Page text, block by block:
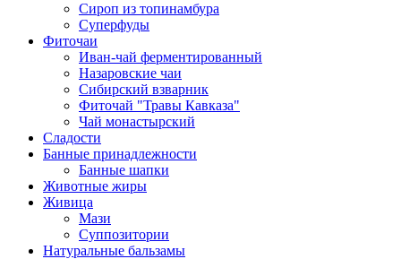
Сироп из топинамбура
Суперфуды
Фиточаи
Иван-чай ферментированный
Назаровские чаи
Сибирский взварник
Фиточай "Травы Кавказа"
Чай монастырский
Сладости
Банные принадлежности
Банные шапки
Животные жиры
Живица
Мази
Суппозитории
Натуральные бальзамы